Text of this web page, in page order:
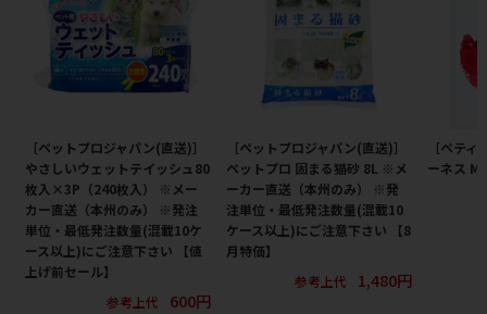
［ペットプロジャパン(直送)］
やさしいウェットテイッシュ80
枚入×3P（240枚入） ※メー
カー直送（本州のみ） ※発注
単位・最低発注数量(混載10ケ
ース以上)にご注意下さい 【値
上げ前セール】
参考上代
600円
［ペットプロジャパン(直送)］
ペットプロ 固まる猫砂 8L ※メ
ーカー直送（本州のみ） ※発
注単位・最低発注数量(混載10
ケース以上)にご注意下さい 【8
月特価】
参考上代
1,480円
［ペテ
ーネス M